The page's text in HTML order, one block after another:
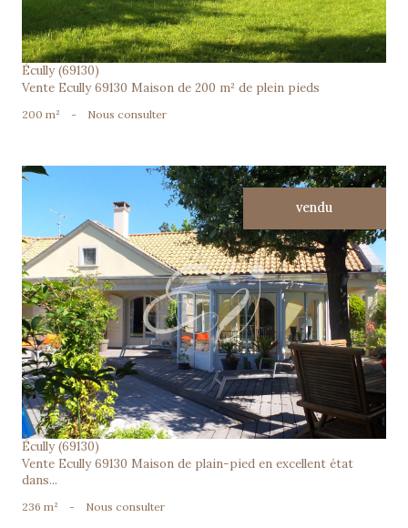
Écully (69130)
Vente Ecully 69130 Maison de 200 m² de plein pieds
200 m² - Nous consulter
vendu
voir le bien
Écully (69130)
Vente Ecully 69130 Maison de plain-pied en excellent état
dans...
236 m² - Nous consulter